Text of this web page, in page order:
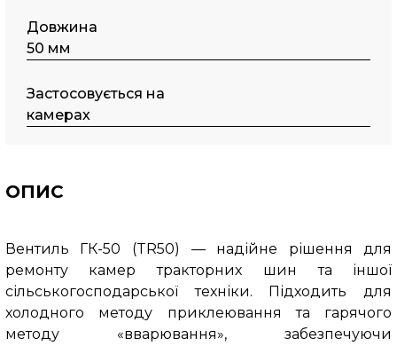
Довжина
50 мм
Застосовується на
камерах
ОПИС
Вентиль ГК-50 (TR50) — надійне рішення для
ремонту камер тракторних шин та іншої
сільськогосподарської техніки. Підходить для
холодного методу приклеювання та гарячого
методу «вварювання», забезпечуючи